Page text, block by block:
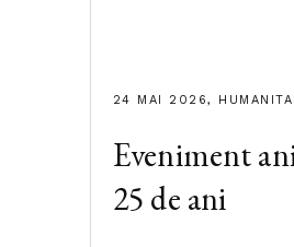
24 MAI 2026,
Eveniment
25 de ani